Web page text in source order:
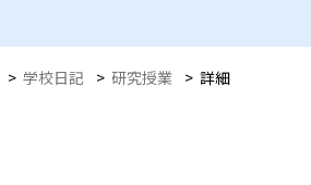
> 学校日記 > 研究授業 > 詳細